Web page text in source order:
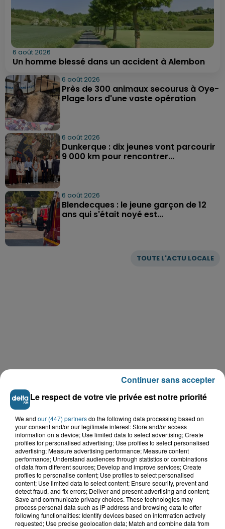
TOUTE L'ACTU LOCALE
6 août 2026
Un homme blessé dans un accident à Alembon
6 août 2026
Près de 300 animaux secourus à Oye-
Plage lors d'une vaste opération
6 août 2026
Dunkerque : dix jeunes vont parcourir
9 000 km pour rencontrer...
6 août 2026
Blendecques : le jeune garçon de 12
ans qui s'était noyé est...
LE TOP DE L'ACTU
Le respect de votre vie privée est notre priorité
We and our (447) partnersdo the following data processing based on
your consent and/or our legitimate interest: Store and/or access
information on a device; Use limited data to select advertising; Create
profiles for personalised advertising; Use profiles to select personalised
advertising; Measure advertising performance; Measure content
performance; Understand audiences through statistics or combinations
of data from different sources; Develop and improve services; Create
profiles to personalise content; Use profiles to select personalised
content; Use limited data to select content; Ensure security, prevent and
detect fraud, and fix errors; Deliver and present advertising and content;
Save and communicate privacy choices. These technologies may
process personal data such as IP address and browsing data to offer
following functionalities: Identify devices based on information actively
requested; Use precise geolocation data; Match and combine data from
Continuer sans accepter